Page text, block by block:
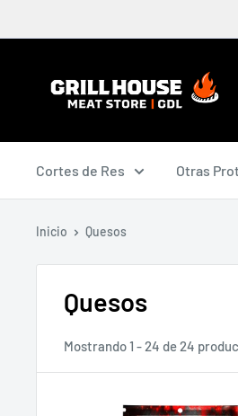
directamente
contenido
Cortes de Res Otras
Inicio Quesos
Quesos
Mostrando 1 - 24 de 24